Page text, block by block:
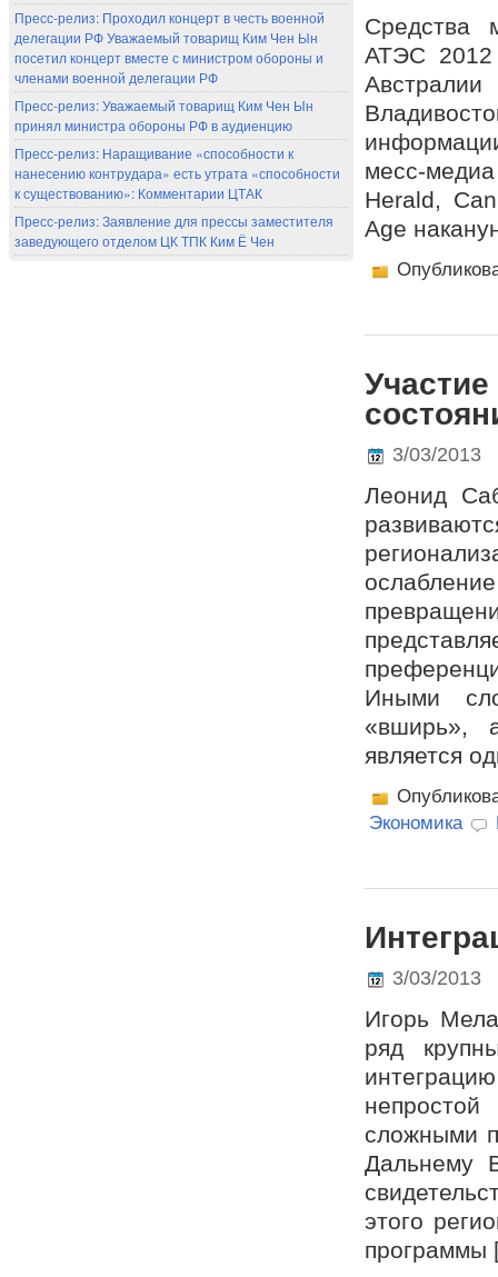
Пресс-релиз: Проходил концерт в честь военной
делегации РФ Уважаемый товарищ Ким Чен Ын
посетил концерт вместе с министром обороны и
членами военной делегации РФ
Пресс-релиз: Уважаемый товарищ Ким Чен Ын
принял министра обороны РФ в аудиенцию
Пресс-релиз: Наращивание «способности к
нанесению контрудара» есть утрата «способности
к существованию»: Комментарии ЦТАК
Пресс-релиз: Заявление для прессы заместителя
заведующего отделом ЦК ТПК Ким Ё Чен
Средства
АТЭС
месс-
Herald,
Age
3/03/2013
Леонид
Иными
«вширь»,
является
Экономика
3/03/2013
Игорь
ряд
сложными
Дальнему
этого